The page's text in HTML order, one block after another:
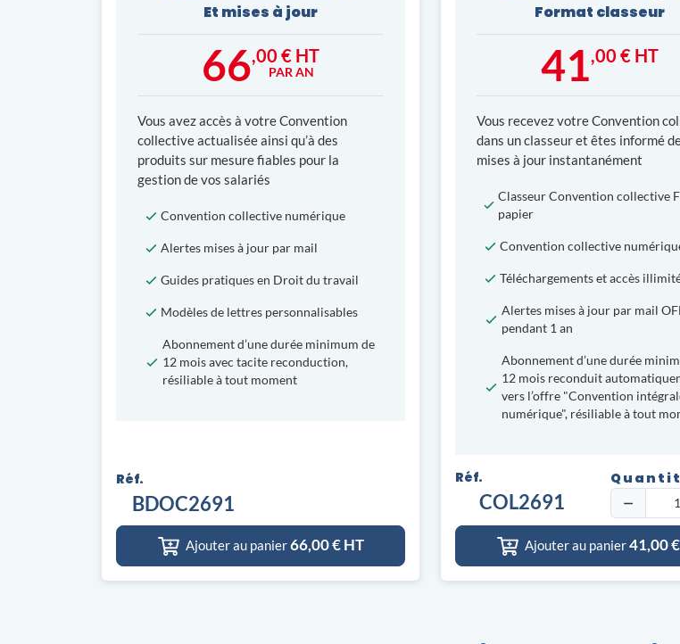
Et mises à jour
66,00 € HT
PAR AN
Vous avez accès à votre Convention
collective actualisée ainsi qu’à des
produits sur mesure fiables pour la
gestion de vos salariés
Convention collective numérique
Alertes mises à jour par mail
Guides pratiques en Droit du travail
Modèles de lettres personnalisables
Abonnement d’une durée minimum de
12 mois avec tacite reconduction,
résiliable à tout moment
Réf.
BDOC2691
Ajouter au panier66,00€ HT
Format classeur
41,00 € HT
Vous recevez votre Convention
dans un classeur et êtes informé
mises à jour instantanément
Classeur Convention collective
papier
Convention collective
Téléchargements et accès
Alertes mises à jour par mail
pendant 1 an
Abonnement d’une durée
12 mois reconduit
vers l’offre "Convention
numérique", résiliable à tout
Réf.
COL2691
Ajouter au panier41,00€